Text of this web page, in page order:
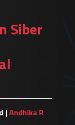
Siber
|Andhika R